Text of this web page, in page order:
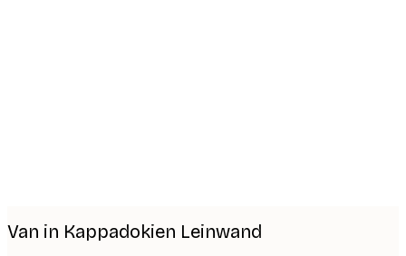
Van in Kappadokien Leinwand